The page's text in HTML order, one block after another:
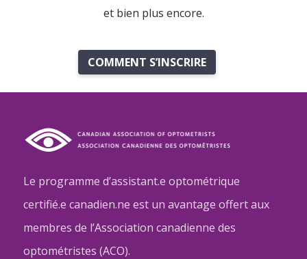
et bien plus encore.
COMMENT S’INSCRIRE
Le programme d’assistant.e optométrique
certifié.e canadien.ne est un avantage offert aux
membres de l’Association canadienne des
optométristes (ACO).